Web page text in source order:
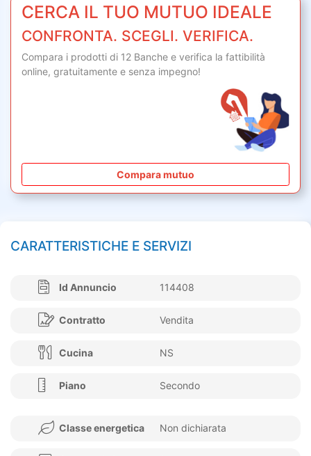
CERCA IL TUO MUTUO IDEALE
CONFRONTA. SCEGLI. VERIFICA.
Compara i prodotti di 12 Banche e verifica la fattibilità
online, gratuitamente e senza impegno!
Compara mutuo
CARATTERISTICHE E SERVIZI
Id Annuncio 114408
Contratto Vendita
Cucina NS
Piano Secondo
Classe energetica Non dichiarata